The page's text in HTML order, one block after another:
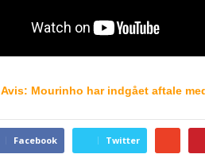
Avis: Mourinho har indgået aftale
Facebook Twitter